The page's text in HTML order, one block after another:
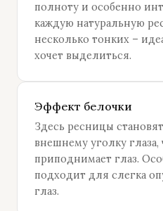
полноту и особенно
каждую натуральную
несколько тонких –
хочет выделиться.
Эффект белочки
Здесь ресницы
внешнему уголку глаза,
приподнимает глаз.
подходит для слегка
глаз.